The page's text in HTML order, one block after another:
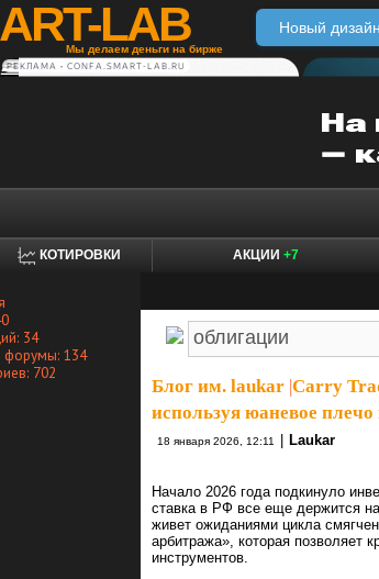
LAB
Мы делаем деньги на бирже
Новый дизайн
РЕКЛАМА • CONFA.SMART-LAB.RU
КОТИРОВКИ АКЦИИ +7
34
форумы: 134
702
Блог им. laukar Carry
используя юаневое
18 января 2026, 12:11 Laukar
Начало 2026 года подкинуло
ставка в РФ все еще держится
живет ожиданиями цикла
арбитража», которая позволяет
инструментов.